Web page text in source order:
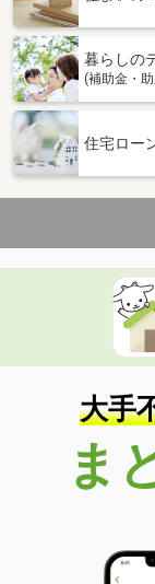
暮らしの
(補助金・
住宅ロー
大手
ま